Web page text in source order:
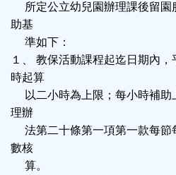
所定公立幼兒園辦理課後留園
助基
準如下：
１、 教保活動課程起迄日期內
時起算
以二小時為上限；每小時補助
理辦
法第二十條第一項第一款每節
數核
算。